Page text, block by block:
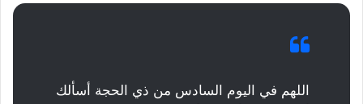
اللهم في اليوم السادس من ذي الحجة أسألك